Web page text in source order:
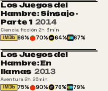
Los Juegos del
Hambre: Sinsajo -
Parte 1 2014
Ciencia ficción·2h 3min
IMDb 66% 70% m 64% 67%
Los Juegos del
Hambre: En
llamas 2013
Aventura·2h 26min
IMDb 75% 90% m 76% 79%